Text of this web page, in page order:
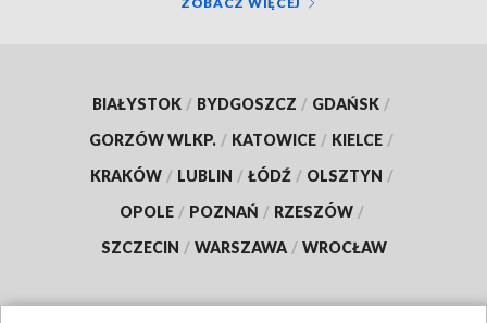
BIAŁYSTOK / BYDGOSZCZ / GDAŃSK /
GORZÓW WLKP. / KATOWICE / KIELCE /
KRAKÓW / LUBLIN / ŁÓDŹ / OLSZTYN /
OPOLE / POZNAŃ / RZESZÓW /
SZCZECIN / WARSZAWA / WROCŁAW